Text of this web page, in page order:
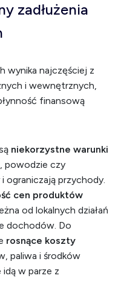
zadłużenia
wynika najczęściej z
i wewnętrznych,
finansową
niekorzystne warunki
powodzie czy
ograniczają przychody.
cen produktów
od lokalnych działań
dochodów. Do
rosnące koszty
paliwa i środków
w parze z